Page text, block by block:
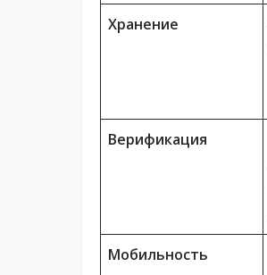
Хранение
Верификация
Мобильность